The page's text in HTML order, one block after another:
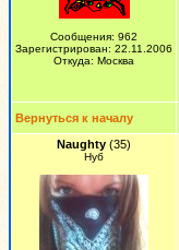
Сообщения: 962
Зарегистрирован: 22.11.2006
Откуда: Москва
Вернуться к началу
Naughty (35)
Нуб